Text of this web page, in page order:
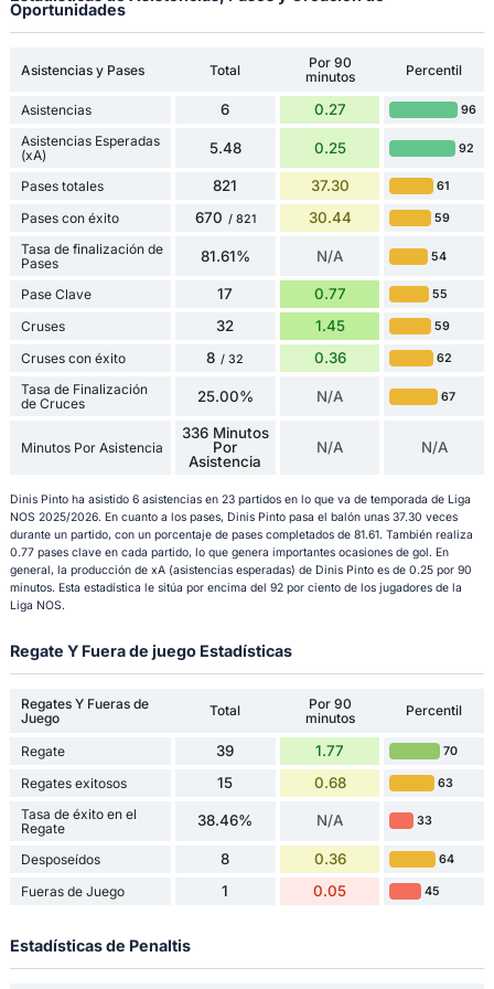
Oportunidades
Asistencias y Pases Total
Por 90
minutos
Percentil
Asistencias 6 0.27 96
Asistencias Esperadas
(xA)
5.48 0.25 92
Pases totales 821 37.30 61
Pases con éxito 670 / 821 30.44 59
Tasa de finalización de
Pases
81.61% N/A 54
Pase Clave 17 0.77 55
Cruses 32 1.45 59
Cruses con éxito 8 / 32 0.36 62
Tasa de Finalización
de Cruces
25.00% N/A 67
Minutos Por Asistencia
336 Minutos
Por
Asistencia
N/A N/A
Dinis Pinto ha asistido 6 asistencias en 23 partidos en lo que va de temporada de Liga
NOS 2025/2026. En cuanto a los pases, Dinis Pinto pasa el balón unas 37.30 veces
durante un partido, con un porcentaje de pases completados de 81.61. También realiza
0.77 pases clave en cada partido, lo que genera importantes ocasiones de gol. En
general, la producción de xA (asistencias esperadas) de Dinis Pinto es de 0.25 por 90
minutos. Esta estadística le sitúa por encima del 92 por ciento de los jugadores de la
Liga NOS.
Regate Y Fuera de juego Estadísticas
Regates Y Fueras de
Juego
Total
Por 90
minutos
Percentil
Regate 39 1.77 70
Regates exitosos 15 0.68 63
Tasa de éxito en el
Regate
38.46% N/A 33
Desposeídos 8 0.36 64
Fueras de Juego 1 0.05 45
Estadísticas de Penaltis